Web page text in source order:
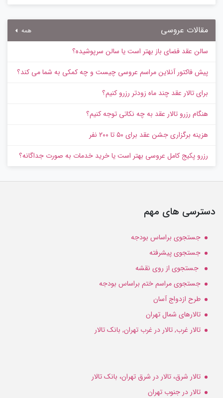
مقالات عروسی همه
سالن عقد فضای باز بهتر است یا سالن سرپوشیده؟
پیش‌ فاکتور آنلاین مراسم عروسی چیست و چه کمکی به شما می کند؟
برای تالار عقد چند ماه زودتر رزرو کنیم؟
هنگام رزرو تالار عقد به چه نکاتی توجه کنیم؟
هزینه برگزاری جشن عقد برای ۵۰ تا ۲۰۰ نفر
رزرو پکیج کامل عروسی بهتر است یا خرید خدمات به‌ صورت جداگانه؟
دسترسی های مهم
جستجوی براساس بودجه
جستجوی پیشرفته
جستجوی از روی نقشه
جستجوی مراسم ختم براساس بودجه
طرح ازدواج آسان
تالارهای شمال تهران
تالار غرب, تالار در غرب تهران, بانک تالار
تالار شرق، تالار در شرق تهران، بانک تالار
تالار در جنوب تهران